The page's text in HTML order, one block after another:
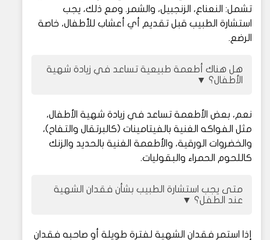
تشمل: النعناع، الزنجبيل، والشمر. ومع ذلك، يجب
استشارة الطبيب قبل تقديم أي أعشاب للأطفال، خاصة
الرضع.
هل هناك أطعمة طبيعية تساعد في زيادة شهية
الأطفال؟ ▼
نعم، بعض الأطعمة تساعد في زيادة شهية الأطفال،
مثل الفواكه الغنية بالفيتامينات (كالبرتقال والتفاح)،
والخضروات الورقية، والأطعمة الغنية بالحديد والزنك
كاللحوم الحمراء والبقوليات.
متى يجب استشارة الطبيب بشأن فقدان الشهية
عند الطفل؟ ▼
إذا استمر فقدان الشهية لفترة طويلة أو صاحبه فقدان